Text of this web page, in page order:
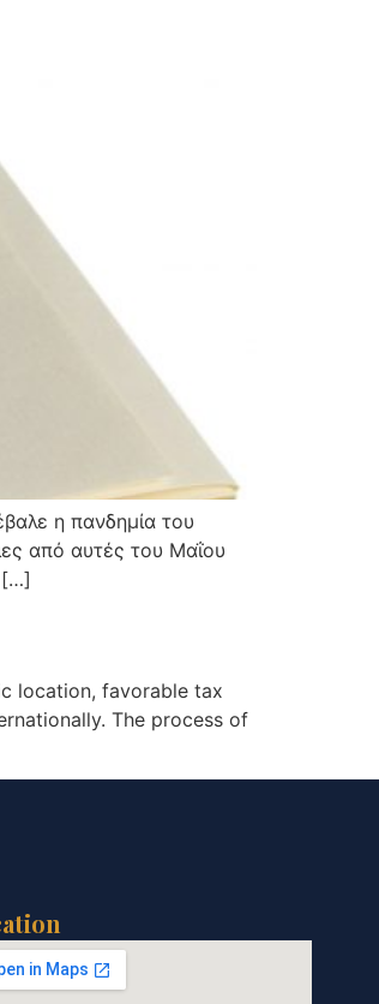
η πανδημία του
από αυτές του Μαΐου
[…]
location, favorable tax
The process of